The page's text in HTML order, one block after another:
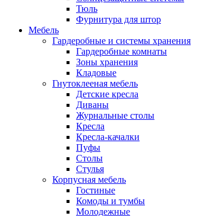
Тюль
Фурнитура для штор
Мебель
Гардеробные и системы хранения
Гардеробные комнаты
Зоны хранения
Кладовые
Гнутоклееная мебель
Детские кресла
Диваны
Журнальные столы
Кресла
Кресла-качалки
Пуфы
Столы
Стулья
Корпусная мебель
Гостиные
Комоды и тумбы
Молодежные